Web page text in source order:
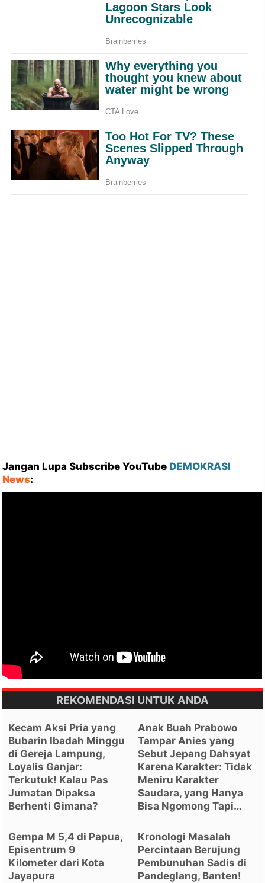
Jangan Lupa Subscribe YouTube DEMOKRASI
News:
REKOMENDASI UNTUK ANDA
Kecam Aksi Pria yang
Bubarin Ibadah Minggu
di Gereja Lampung,
Loyalis Ganjar:
Terkutuk! Kalau Pas
Jumatan Dipaksa
Berhenti Gimana?
Anak Buah Prabowo
Tampar Anies yang
Sebut Jepang Dahsyat
Karena Karakter: Tidak
Meniru Karakter
Saudara, yang Hanya
Bisa Ngomong Tapi…
Gempa M 5,4 di Papua,
Episentrum 9
Kilometer dari Kota
Jayapura
Kronologi Masalah
Percintaan Berujung
Pembunuhan Sadis di
Pandeglang, Banten!